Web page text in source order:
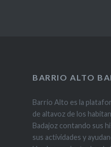
BARRIO ALTO
Barrio Alto es la
de altavoz de los
Badajoz contando sus
sus actividades y